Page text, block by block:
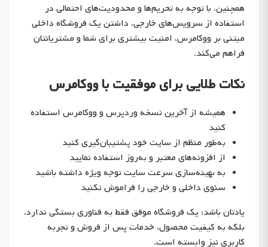
همچنین، با توجه به تحریم‌ها و محدودیت‌های احتمالی در
استفاده از سرویس‌های خارجی، داشتن یک فروشگاه داخلی
مبتنی بر ووکامرس، امنیت بیشتری برای شما و مشتریانتان
فراهم می‌کند.
نکات طلایی برای موفقیت با ووکامرس
همیشه از آخرین نسخه وردپرس و ووکامرس استفاده
کنید
به‌طور منظم از سایت خود پشتیبان‌گیری کنید
از افزونه‌های معتبر و به‌روز استفاده نمایید
به بهینه‌سازی سرعت سایت توجه ویژه داشته باشید
سئوی داخلی و خارجی را فراموش نکنید
یادتان باشد: یک فروشگاه موفق فقط به فناوری بستگی ندارد،
بلکه به کیفیت محصول، خدمات پس از فروش و تجربه
کاربری نیز وابسته است.